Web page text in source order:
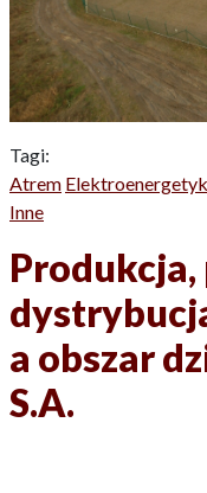
Tagi:
Atrem
Inne
Produkcja,
a obszar
S.A.